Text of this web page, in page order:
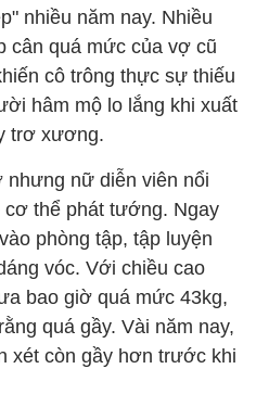
nhiều năm nay. Nhiều
cân quá mức của vợ cũ
cô trông thực sự thiếu
hâm mộ lo lắng khi xuất
trơ xương.
nữ diễn viên nổi
thể phát tướng. Ngay
phòng tập, tập luyện
vóc. Với chiều cao
bao giờ quá mức 43kg,
quá gầy. Vài năm nay,
xét còn gầy hơn trước khi